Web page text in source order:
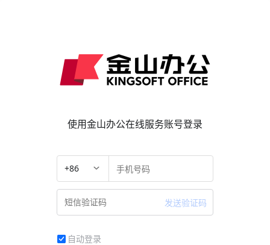
使用金山办公在线服务账号登录
+86
发送验证码
自动登录